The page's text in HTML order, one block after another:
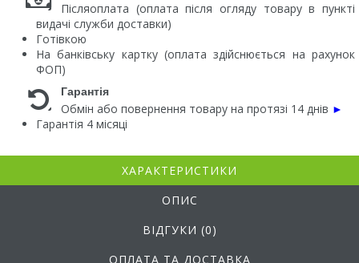
Післяоплата (оплата після огляду товару в пункті
видачі служби доставки)
Готівкою
На банківську картку (оплата здійснюється на рахунок
ФОП)
Гарантія
Обмін або повернення товару на протязі 14 днів ►
Гарантія 4 місяці
ХАРАКТЕРИСТИКИ
ОПИС
ВІДГУКИ (0)
ОПЛАТА ТА ДОСТАВКА